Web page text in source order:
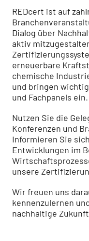
REDcert ist auf
Dialog über
aktiv
erneuerbare
chemische
und bringen
und Fachpanels ein.
Nutzen Sie die
Konferenzen und
Informieren Sie
Entwicklungen im
unsere
Wir freuen uns
kennenzulernen
nachhaltige